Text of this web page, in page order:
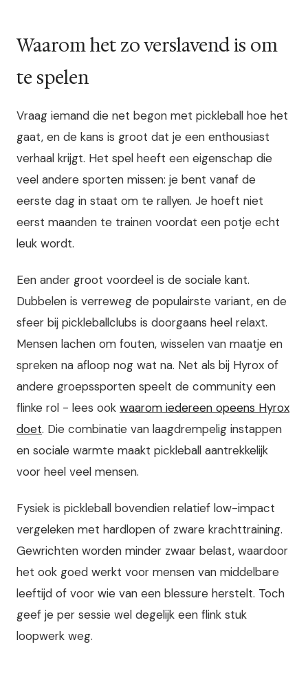
Waarom het zo verslavend is om
te spelen
Vraag iemand die net begon met pickleball hoe het
gaat, en de kans is groot dat je een enthousiast
verhaal krijgt. Het spel heeft een eigenschap die
veel andere sporten missen: je bent vanaf de
eerste dag in staat om te rallyen. Je hoeft niet
eerst maanden te trainen voordat een potje echt
leuk wordt.
Een ander groot voordeel is de sociale kant.
Dubbelen is verreweg de populairste variant, en de
sfeer bij pickleballclubs is doorgaans heel relaxt.
Mensen lachen om fouten, wisselen van maatje en
spreken na afloop nog wat na. Net als bij Hyrox of
andere groepssporten speelt de community een
flinke rol - lees ook waarom iedereen opeens Hyrox
doet. Die combinatie van laagdrempelig instappen
en sociale warmte maakt pickleball aantrekkelijk
voor heel veel mensen.
Fysiek is pickleball bovendien relatief low-impact
vergeleken met hardlopen of zware krachttraining.
Gewrichten worden minder zwaar belast, waardoor
het ook goed werkt voor mensen van middelbare
leeftijd of voor wie van een blessure herstelt. Toch
geef je per sessie wel degelijk een flink stuk
loopwerk weg.